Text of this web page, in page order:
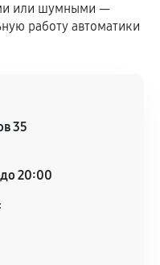
куплены
по
или шумными —
работу автоматики
35
20:00